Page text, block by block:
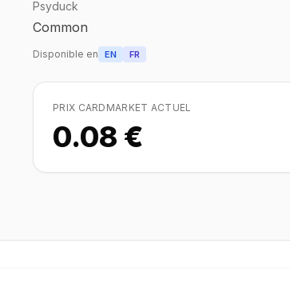
Psyduck
Common
Disponible en EN FR
PRIX CARDMARKET ACTUEL
0.08 €